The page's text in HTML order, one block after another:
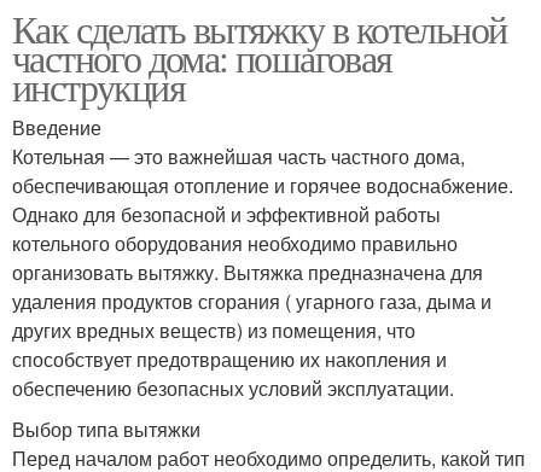
Как сделать вытяжку в котельной
частного дома: пошаговая
инструкция
Введение
Котельная — это важнейшая часть частного дома,
обеспечивающая отопление и горячее водоснабжение.
Однако для безопасной и эффективной работы
котельного оборудования необходимо правильно
организовать вытяжку. Вытяжка предназначена для
удаления продуктов сгорания ( угарного газа, дыма и
других вредных веществ) из помещения, что
способствует предотвращению их накопления и
обеспечению безопасных условий эксплуатации.
Выбор типа вытяжки
Перед началом работ необходимо определить, какой тип